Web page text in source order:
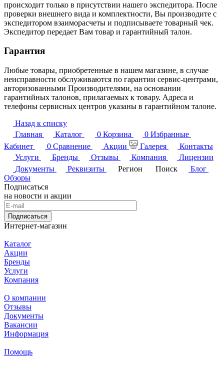
происходит только в присутствии нашего экспедитора. После
проверки внешнего вида и комплектности, Вы производите с
экспедитором взаиморасчеты и подписываете товарный чек.
Экспедитор передает Вам товар и гарантийный талон.
Гарантия
Любые товары, приобретенные в нашем магазине, в случае
неисправности обслуживаются по гарантии сервис-центрами,
авторизованными Производителями, на основании
гарантийных талонов, прилагаемых к товару. Адреса и
телефоны сервисных центров указаны в гарантийном талоне.
Назад к списку
Главная
Каталог 0 Корзина 0 Избранные
Кабинет
0 Сравнение Акции Галерея
Контакты
Услуги
Бренды Отзывы Компания
Лицензии
Документы
Реквизиты Регион Поиск
Блог
Обзоры
Подписаться
на новости и акции
Подписаться
Интернет-магазин
Каталог
Акции
Бренды
Услуги
Компания
О компании
Отзывы
Документы
Вакансии
Информация
Помощь